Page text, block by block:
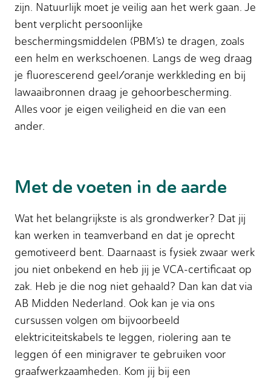
zijn. Natuurlijk moet je veilig aan het werk gaan. Je
bent verplicht persoonlijke
beschermingsmiddelen (PBM’s) te dragen, zoals
een helm en werkschoenen. Langs de weg draag
je fluorescerend geel/oranje werkkleding en bij
lawaaibronnen draag je gehoorbescherming.
Alles voor je eigen veiligheid en die van een
ander.
Met de voeten in de aarde
Wat het belangrijkste is als grondwerker? Dat jij
kan werken in teamverband en dat je oprecht
gemotiveerd bent. Daarnaast is fysiek zwaar werk
jou niet onbekend en heb jij je VCA-certificaat op
zak. Heb je die nog niet gehaald? Dan kan dat via
AB Midden Nederland. Ook kan je via ons
cursussen volgen om bijvoorbeeld
elektriciteitskabels te leggen, riolering aan te
leggen óf een minigraver te gebruiken voor
graafwerkzaamheden. Kom jij bij een